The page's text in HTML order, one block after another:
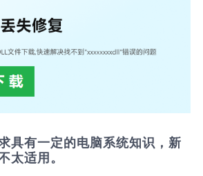
具有一定的电脑系统知识，新
太适用。